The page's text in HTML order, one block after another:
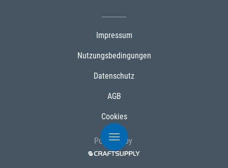
Impressum
Nutzungsbedingungen
Datenschutz
AGB
Cookies
Powered by